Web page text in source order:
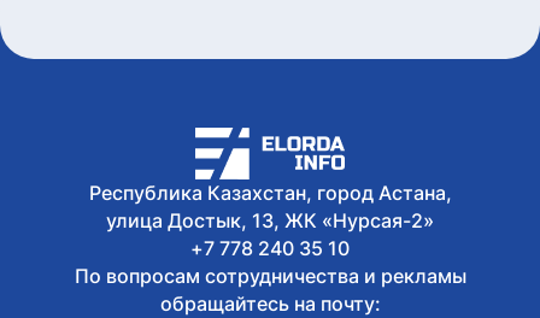
Казахстан расширяет производство и
Военнослужащие Казахстана
присоединились к чтению
произведений Абая
Республика Казахстан, город Астана,
улица Достык, 13, ЖК «Нурсая-2»
+7 778 240 35 10
По вопросам сотрудничества и рекламы
обращайтесь на почту: